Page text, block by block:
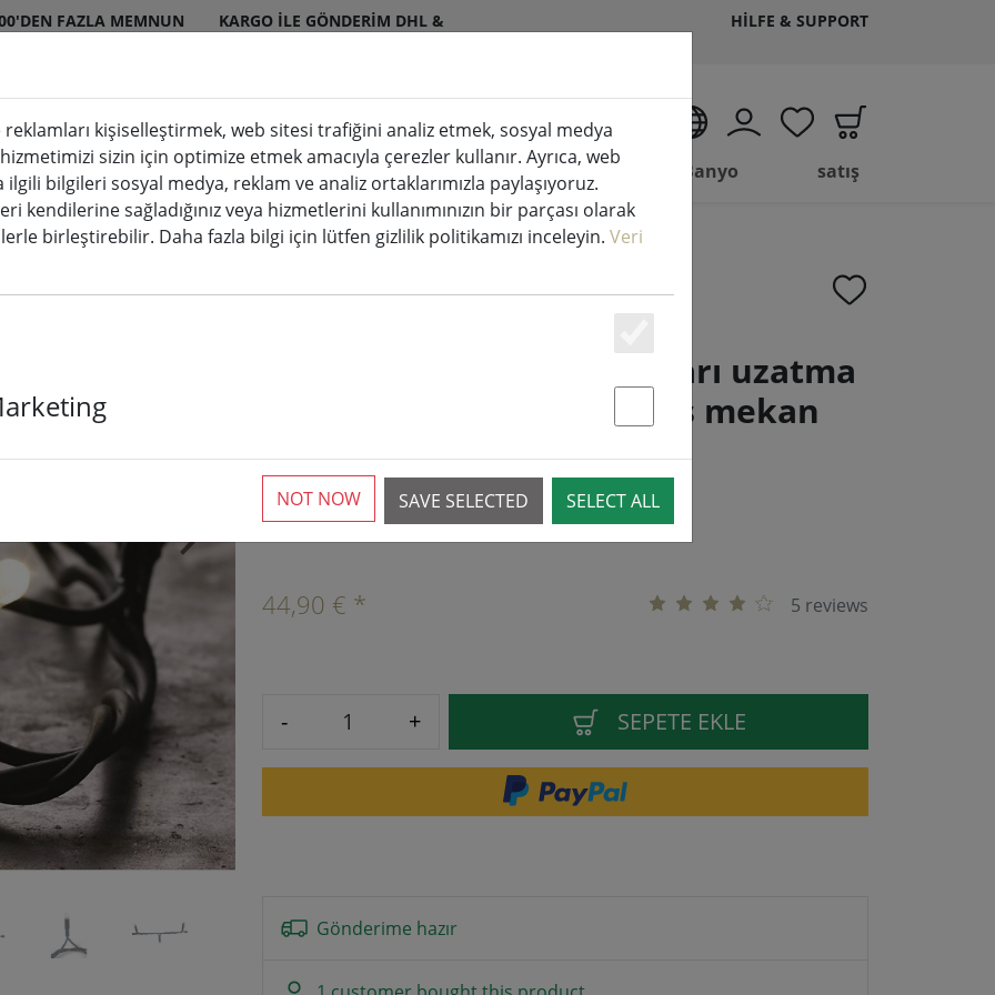
FAZLA MEMNUN
KARGO ILE GÖNDERIM DHL &
HILFE & SUPPORT
iç ve dış mekan
Mutfak & Yemek Yaşam Banyo satış
Sirius Tech-Line peri ışıkları uzatma
90 LED sıcak beyaz 9 m dış mekan
230V siyah
›
10'dan fazla mevcut
5 reviews
44,90 € *
- + SEPETE EKLE
Gönderime hazır
kişiselleştirmek, web sitesi trafiğini analiz etmek, sosyal medya
sizin için optimize etmek amacıyla çerezler kullanır. Ayrıca, web
ilgili bilgileri sosyal medya, reklam ve analiz ortaklarımızla paylaşıyoruz.
kendilerine sağladığınız veya hizmetlerini kullanımınızın bir parçası olarak
birleştirebilir. Daha fazla bilgi için lütfen gizlilik politikamızı inceleyin. Veri
Essenziell
Statstik & Marketing
SAVE SELECTED SELECT ALL
NOT NOW